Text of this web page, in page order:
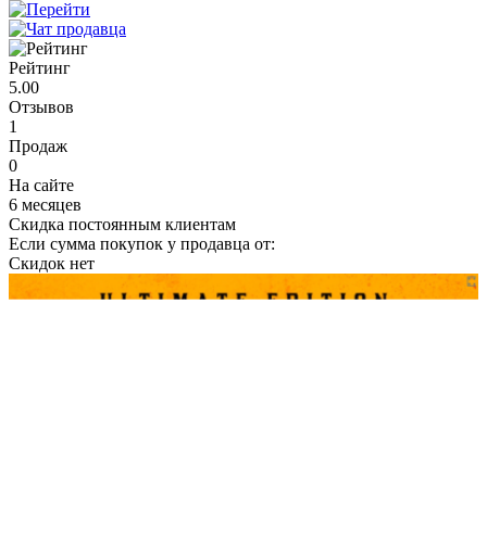
Рейтинг
5.00
Отзывов
1
Продаж
0
На сайте
6 месяцев
Скидка постоянным клиентам
Если сумма покупок у продавца от:
Скидок нет